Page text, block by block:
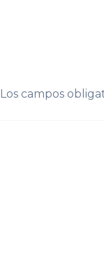
Los campos